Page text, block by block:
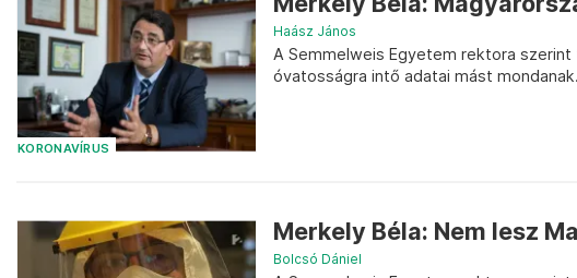
KORONAVÍRUS
Haász János
A Semmelweis Egyetem rektora
óvatosságra intő adatai mást mondanak.
Merkely Béla: Nem lesz
Bolcsó Dániel